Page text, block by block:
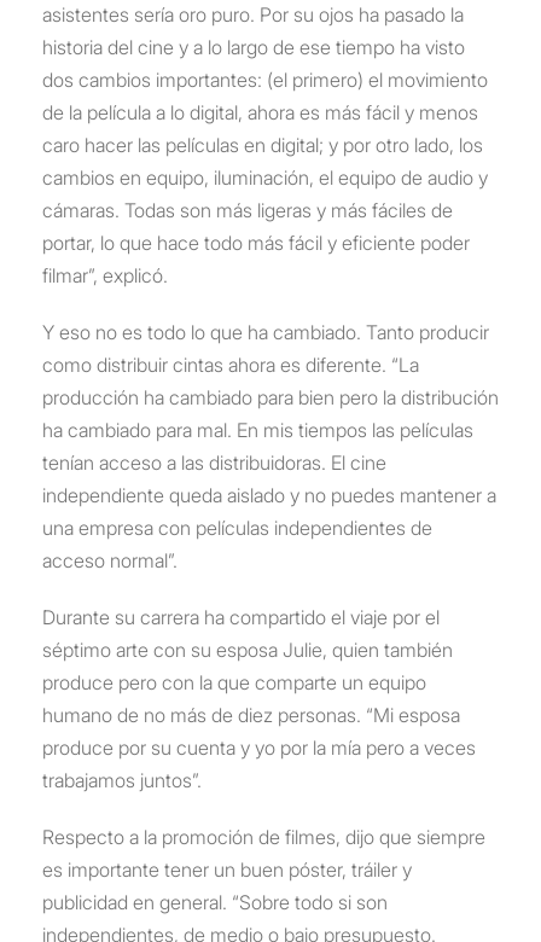
asistentes sería oro puro. Por su ojos ha pasado la
historia del cine y a lo largo de ese tiempo ha visto
dos cambios importantes: (el primero) el movimiento
de la película a lo digital, ahora es más fácil y menos
caro hacer las películas en digital; y por otro lado, los
cambios en equipo, iluminación, el equipo de audio y
cámaras. Todas son más ligeras y más fáciles de
portar, lo que hace todo más fácil y eficiente poder
filmar”, explicó.
Y eso no es todo lo que ha cambiado. Tanto producir
como distribuir cintas ahora es diferente. “La
producción ha cambiado para bien pero la distribución
ha cambiado para mal. En mis tiempos las películas
tenían acceso a las distribuidoras. El cine
independiente queda aislado y no puedes mantener a
una empresa con películas independientes de
acceso normal”.
Durante su carrera ha compartido el viaje por el
séptimo arte con su esposa Julie, quien también
produce pero con la que comparte un equipo
humano de no más de diez personas. “Mi esposa
produce por su cuenta y yo por la mía pero a veces
trabajamos juntos”.
Respecto a la promoción de filmes, dijo que siempre
es importante tener un buen póster, tráiler y
publicidad en general. “Sobre todo si son
independientes, de medio o bajo presupuesto.